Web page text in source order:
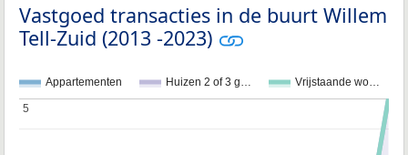
Vastgoed transacties in de buurt Willem
Tell-Zuid (2013 -2023)
Appartementen Huizen 2 of 3 g… Vrijstaande wo…
5
5